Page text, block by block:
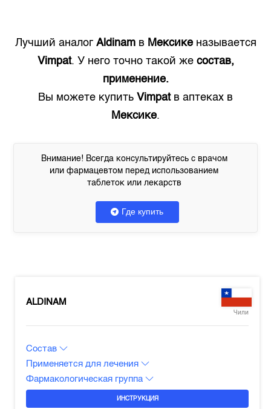
Лучший аналог Aldinamв Мексикеназывается
Vimpat. У него точно такой же состав,
применение.
Вы можете купить Vimpatв аптеках в
Мексике.
Внимание! Всегда консультируйтесь с врачом
или фармацевтом перед использованием
таблеток или лекарств
Где купить
ALDINAM
Чили
Состав
Применяется для лечения
Фармакологическая группа
ИНСТРУКЦИЯ